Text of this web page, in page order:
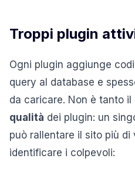
Troppi plugin
Ogni plugin aggiunge
query al database e
da caricare. Non è tanto
qualità dei plugin: un
può rallentare il sito più
identificare i colpevoli: